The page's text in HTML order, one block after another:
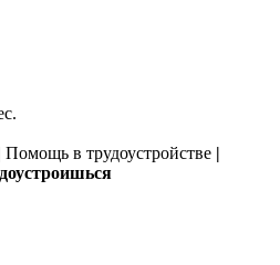
| Помощь в трудоустройстве |